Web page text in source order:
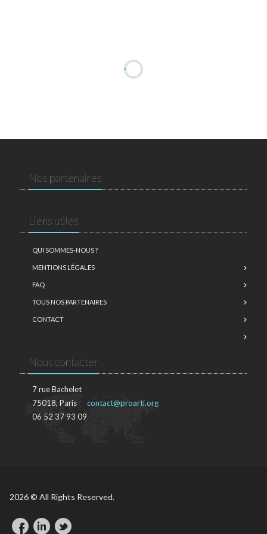
Nos partenaires
Liens utiles
QUI SOMMES-NOUS ?
MENTIONS LÉGALES
FAQ
TOUS NOS PARTENAIRES
CONTACT
Nous contacter
7 rue Bachelet
75018, Paris
06 52 37 93 09
contact@proarti.org
2026 © All Rights Reserved.